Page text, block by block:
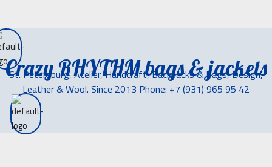
Crazy RHYTHM bags & jackets
St. Petersburg, Atelier, Handcraft, Backpacks & Bags, Design,
Leather & Wool. Since 2013 Phone: +7 (931) 965 95 42